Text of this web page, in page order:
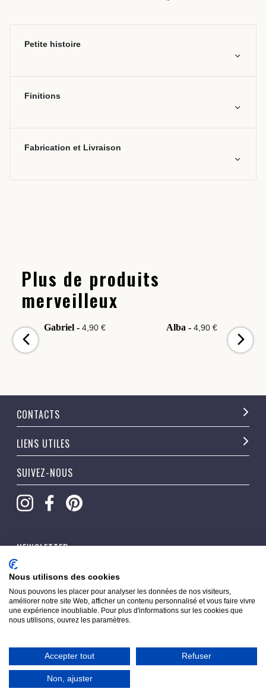
Petite histoire
Finitions
Fabrication et Livraison
Plus de produits
merveilleux
Gabriel - 4,90 € Alba - 4,90 €
CONTACTS
LIENS UTILES
SUIVEZ-NOUS
NEWSLETTER
Copyright © 2026 Pippacorner. Tous droits réservés.
Nous utilisons des cookies
Nous pouvons les placer pour analyser les données de nos visiteurs,
améliorer notre site Web, afficher un contenu personnalisé et vous faire vivre
une expérience inoubliable. Pour plus d'informations sur les cookies que
nous utilisons, ouvrez les paramètres.
Accepter tout Refuser
Non, ajuster